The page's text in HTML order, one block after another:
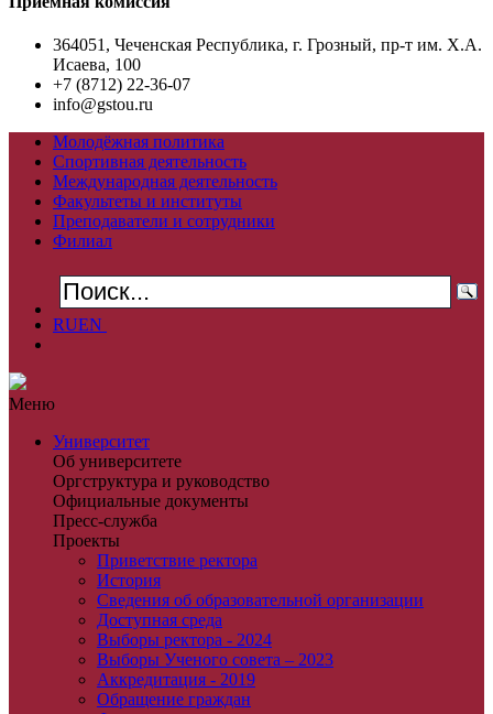
364051, Чеченская Республика, г. Грозный, пр-т им. Х.А.
Исаева, 100
+7 (8712) 22-36-07
info@gstou.ru
Молодёжная политика
Спортивная деятельность
Международная деятельность
Факультеты и институты
Преподаватели и сотрудники
Филиал
RUEN
Меню
Университет
Об университете
Оргструктура и руководство
Официальные документы
Пресс-служба
Проекты
Приветствие ректора
История
Сведения об образовательной организации
Доступная среда
Выборы ректора - 2024
Выборы Ученого совета – 2023
Аккредитация - 2019
Обращение граждан